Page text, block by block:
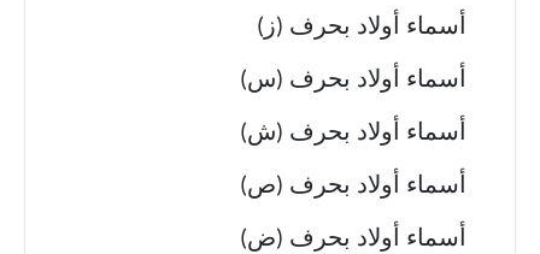
أسماء أولاد بحرف (ز)
أسماء أولاد بحرف (س)
أسماء أولاد بحرف (ش)
أسماء أولاد بحرف (ص)
أسماء أولاد بحرف (ض)